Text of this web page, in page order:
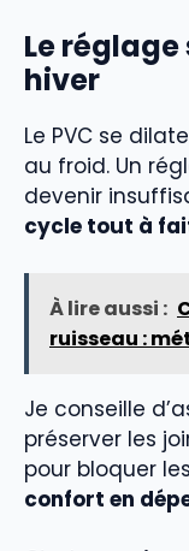
Le
hiver
Le PVC se
au froid. Un
devenir
cycle tout à
À lire aussi :
ruisseau :
Je conseille
préserver les
pour bloquer
confort en